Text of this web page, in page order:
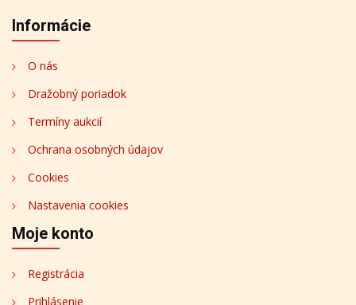
Informácie
O nás
Dražobný poriadok
Termíny aukcií
Ochrana osobných údajov
Cookies
Nastavenia cookies
Moje konto
Registrácia
Prihlásenie